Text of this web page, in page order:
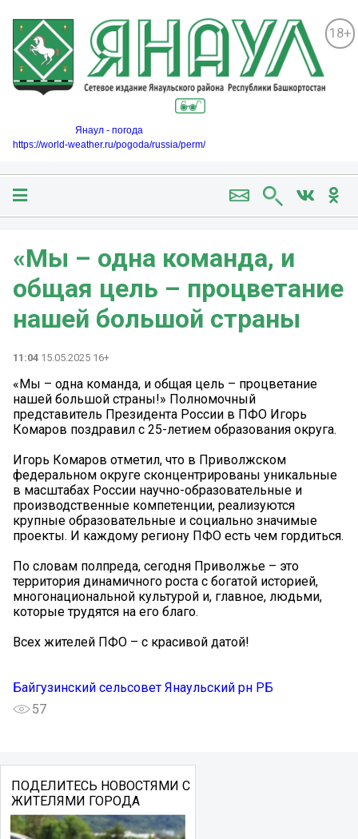
18+
Янаул - погода
https://world-weather.ru/pogoda/russia/perm/
«Мы – одна команда, и
общая цель – процветание
нашей большой страны
11:04 15.05.2025 16+
«Мы – одна команда, и общая цель – процветание
нашей большой страны!» Полномочный
представитель Президента России в ПФО Игорь
Комаров поздравил с 25-летием образования округа.
Игорь Комаров отметил, что в Приволжском
федеральном округе сконцентрированы уникальные
в масштабах России научно-образовательные и
производственные компетенции, реализуются
крупные образовательные и социально значимые
проекты. И каждому региону ПФО есть чем гордиться.
По словам полпреда, сегодня Приволжье – это
территория динамичного роста с богатой историей,
многонациональной культурой и, главное, людьми,
которые трудятся на его благо.
Всех жителей ПФО – с красивой датой!
Байгузинский сельсовет Янаульский рн РБ
57
ПОДЕЛИТЕСЬ НОВОСТЯМИ С
ЖИТЕЛЯМИ ГОРОДА